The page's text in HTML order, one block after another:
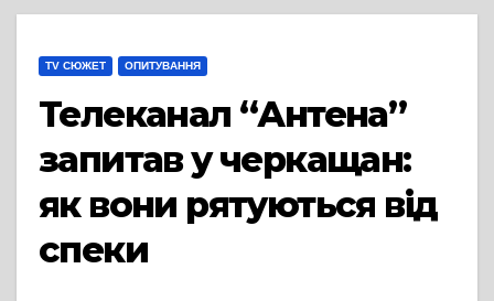
TV СЮЖЕТ ОПИТУВАННЯ
Телеканал “Антена”
запитав у черкащан:
як вони рятуються від
спеки